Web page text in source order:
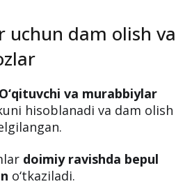
haqida batafsil
hisoblanadi va dam olish